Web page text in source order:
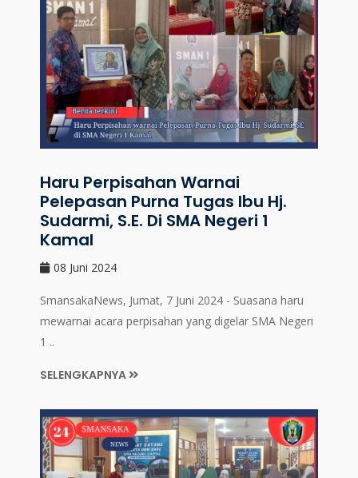
Haru Perpisahan Warnai
Pelepasan Purna Tugas Ibu Hj.
Sudarmi, S.E. Di SMA Negeri 1
Kamal
08 Juni 2024
SmansakaNews, Jumat, 7 Juni 2024 - Suasana haru
mewarnai acara perpisahan yang digelar SMA Negeri
1 ..
SELENGKAPNYA